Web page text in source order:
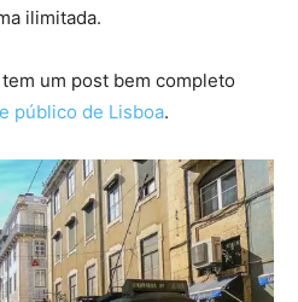
ilimitada.
um post bem completo
público de Lisboa.